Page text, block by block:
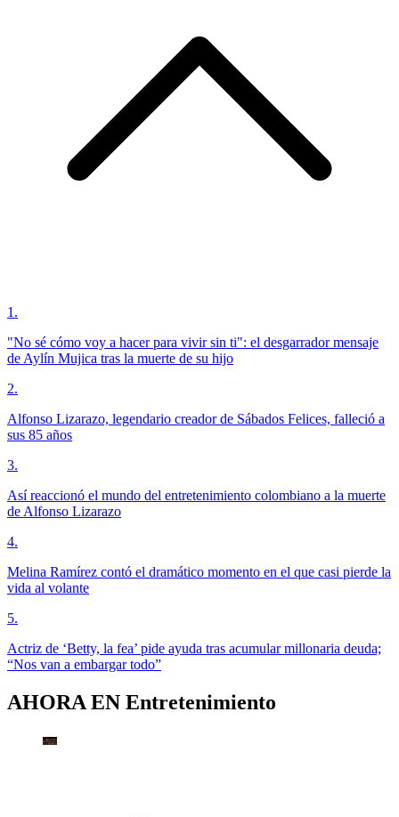
1 .
"No sé cómo voy a hacer para vivir sin ti": el desgarrador mensaje
de Aylín Mujica tras la muerte de su hijo
2.
Alfonso Lizarazo, legendario creador de Sábados Felices, falleció a
sus 85 años
3.
Así reaccionó el mundo del entretenimiento colombiano a la muerte
de Alfonso Lizarazo
4.
Melina Ramírez contó el dramático momento en el que casi pierde la
vida al volante
5.
Actriz de ‘Betty, la fea’ pide ayuda tras acumular millonaria deuda;
“Nos van a embargar todo”
AHORA EN Entretenimiento